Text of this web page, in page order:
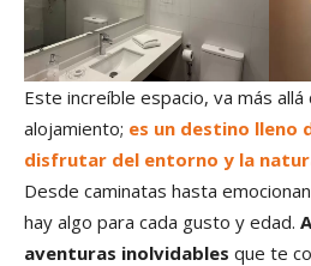
Este increíble espacio, va más
alojamiento; es un destino lleno
disfrutar del entorno y la
Desde caminatas hasta
hay algo para cada gusto y edad.
aventuras inolvidables que te